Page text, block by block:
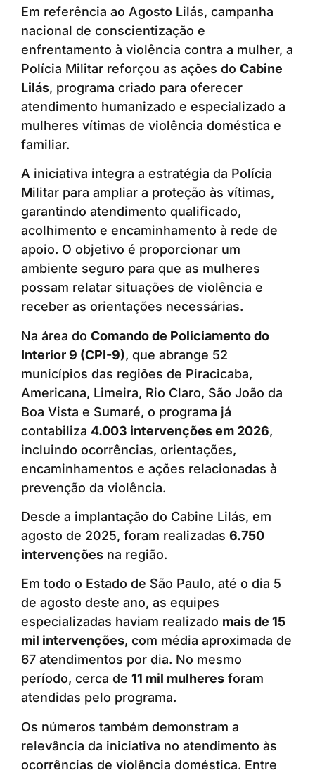
Em referência ao Agosto Lilás, campanha
nacional de conscientização e
enfrentamento à violência contra a mulher, a
Polícia Militar reforçou as ações do Cabine
Lilás, programa criado para oferecer
atendimento humanizado e especializado a
mulheres vítimas de violência doméstica e
familiar.
A iniciativa integra a estratégia da Polícia
Militar para ampliar a proteção às vítimas,
garantindo atendimento qualificado,
acolhimento e encaminhamento à rede de
apoio. O objetivo é proporcionar um
ambiente seguro para que as mulheres
possam relatar situações de violência e
receber as orientações necessárias.
Na área do Comando de Policiamento do
Interior 9 (CPI-9), que abrange 52
municípios das regiões de Piracicaba,
Americana, Limeira, Rio Claro, São João da
Boa Vista e Sumaré, o programa já
contabiliza 4.003 intervenções em 2026,
incluindo ocorrências, orientações,
encaminhamentos e ações relacionadas à
prevenção da violência.
Desde a implantação do Cabine Lilás, em
agosto de 2025, foram realizadas 6.750
intervenções na região.
Em todo o Estado de São Paulo, até o dia 5
de agosto deste ano, as equipes
especializadas haviam realizado mais de 15
mil intervenções, com média aproximada de
67 atendimentos por dia. No mesmo
período, cerca de 11 mil mulheres foram
atendidas pelo programa.
Os números também demonstram a
relevância da iniciativa no atendimento às
ocorrências de violência doméstica. Entre